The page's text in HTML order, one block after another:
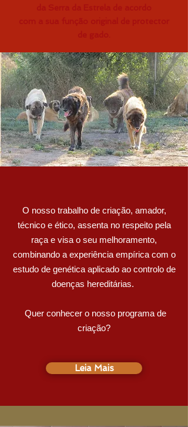
O nosso trabalho de criação, amador,
técnico e ético, assenta no respeito pela
raça e visa o seu melhoramento,
combinando a experiência empírica com o
estudo de genética aplicado ao controlo de
doenças hereditárias.
Quer conhecer o nosso programa de
criação?
Leia Mais